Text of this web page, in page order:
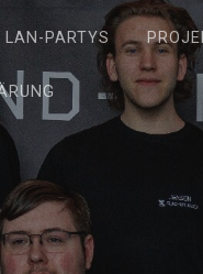
LAN-PARTYS